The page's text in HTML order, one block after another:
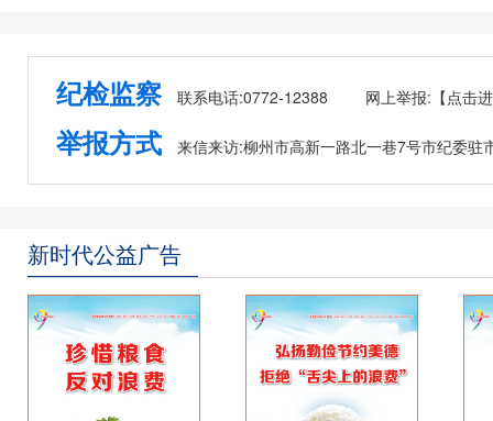
纪检监察 联系电话:0772-12388 网上举报: 【点击
举报方式 来信来访:柳州市高新一路北一巷7号市纪委驻
新时代公益广告